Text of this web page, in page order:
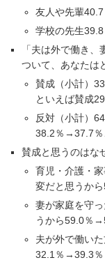
友人や先輩40.7
学校の先生39.8
「夫は外で働き
ついて、あなたは
賛成（小計）
といえば賛成
反対（小計）
38.2％→37.7％
賛成と思うのはな
育児・介護・
変だと思うか
妻が家庭を守
うから59.0％
夫が外で働い
32.1％→39.3％